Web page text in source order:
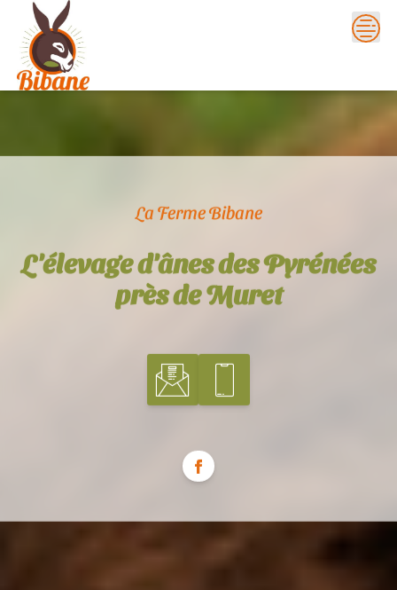
content
La Ferme Bibane
L'élevage d'ânes des Pyrénées
près de Muret